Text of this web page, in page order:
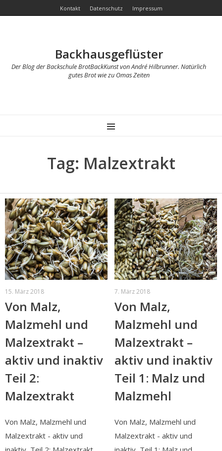
Kontakt Datenschutz Impressum
Backhausgeflüster
Der Blog der Backschule BrotBackKunst von André Hilbrunner. Natürlich
gutes Brot wie zu Omas Zeiten
MENU
Tag: Malzextrakt
15. März 2018
Von Malz,
Malzmehl und
Malzextrakt –
aktiv und inaktiv
Teil 2:
Malzextrakt
Von Malz, Malzmehl und
Malzextrakt - aktiv und
7. März 2018
Von Malz,
Malzmehl und
Malzextrakt –
aktiv und inaktiv
Teil 1: Malz und
Malzmehl
Von Malz, Malzmehl und
Malzextrakt - aktiv und